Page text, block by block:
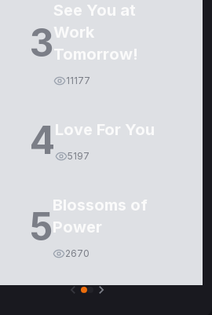
3
See You at
Work
Tomorrow!
11177
4Love For You
5197
5Blossoms of
Power
2670